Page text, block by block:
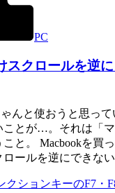
PC
Reverser
スクロールを逆
んと使おうと思っ
ことが…。それは「
と。 Macbookを買
ールを逆にできな